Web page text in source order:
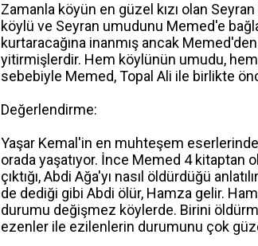
Zamanla köyün en güzel kızı olan
köylü ve Seyran umudunu Memed'e
kurtaracağına inanmış ancak
yitirmişlerdir. Hem köylünün umudu,
sebebiyle Memed, Topal Ali ile birlikte
Değerlendirme:
Yaşar Kemal'in en muhteşem
orada yaşatıyor. İnce Memed 4 kitaptan
çıktığı, Abdi Ağa'yı nasıl öldürdüğü
de dediği gibi Abdi ölür, Hamza gelir.
durumu değişmez köylerde. Birini
ezenler ile ezilenlerin durumunu çok